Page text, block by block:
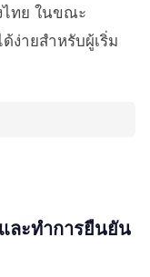
ไทย ในขณะ
ง่ายสำหรับผู้เริ่ม
ะทำการยืนยัน